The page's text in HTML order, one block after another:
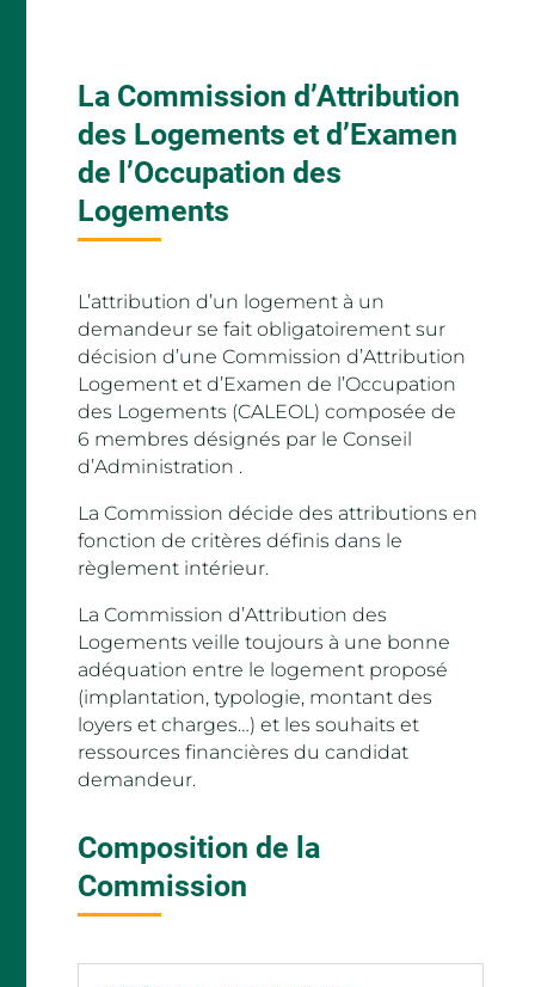
La Commission d’Attribution
des Logements et d’Examen
de l’Occupation des
Logements
L’attribution d’un logement à un
demandeur se fait obligatoirement sur
décision d’une Commission d’Attribution
Logement et d’Examen de l’Occupation
des Logements (CALEOL) composée de
6 membres désignés par le Conseil
d’Administration .
La Commission décide des attributions en
fonction de critères définis dans le
règlement intérieur.
La Commission d’Attribution des
Logements veille toujours à une bonne
adéquation entre le logement proposé
(implantation, typologie, montant des
loyers et charges…) et les souhaits et
ressources financières du candidat
demandeur.
Composition de la
Commission